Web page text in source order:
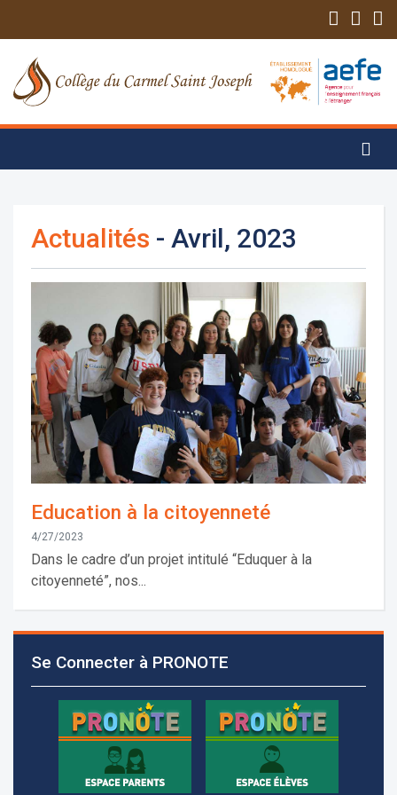
Actualités - Avril, 2023
Education à la citoyenneté
4/27/2023
Dans le cadre d’un projet intitulé “Eduquer à la
citoyenneté”, nos...
Se Connecter à PRONOTE
l'établissement selon des rendez-vous fixés à
l’avance.
+961 25 601 171
+961 25 601 172
+961 3 669 641